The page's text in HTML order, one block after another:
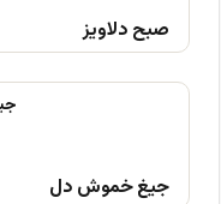
صبح دلاویز
جیغ خموش دل